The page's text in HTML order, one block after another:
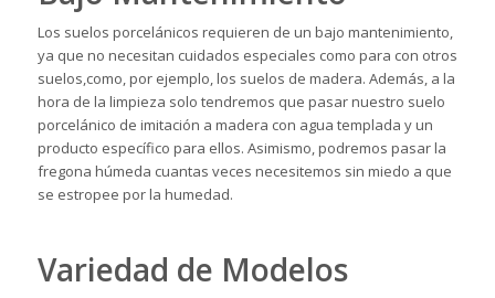
Los suelos porcelánicos requieren de un bajo mantenimiento,
ya que no necesitan cuidados especiales como para con otros
suelos,como, por ejemplo, los suelos de madera. Además, a la
hora de la limpieza solo tendremos que pasar nuestro suelo
porcelánico de imitación a madera con agua templada y un
producto específico para ellos. Asimismo, podremos pasar la
fregona húmeda cuantas veces necesitemos sin miedo a que
se estropee por la humedad.
Variedad de Modelos